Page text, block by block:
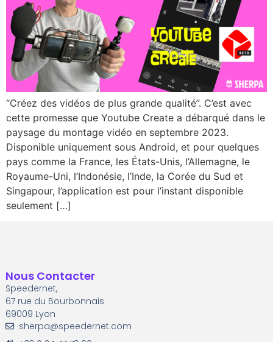
“Créez des vidéos de plus grande qualité”. C’est avec
cette promesse que Youtube Create a débarqué dans le
paysage du montage vidéo en septembre 2023.
Disponible uniquement sous Android, et pour quelques
pays comme la France, les États-Unis, l’Allemagne, le
Royaume-Uni, l’Indonésie, l’Inde, la Corée du Sud et
Singapour, l’application est pour l’instant disponible
seulement […]
Nous Contacter
Speedernet,
67 rue du Bourbonnais
69009 Lyon
sherpa@speedernet.com